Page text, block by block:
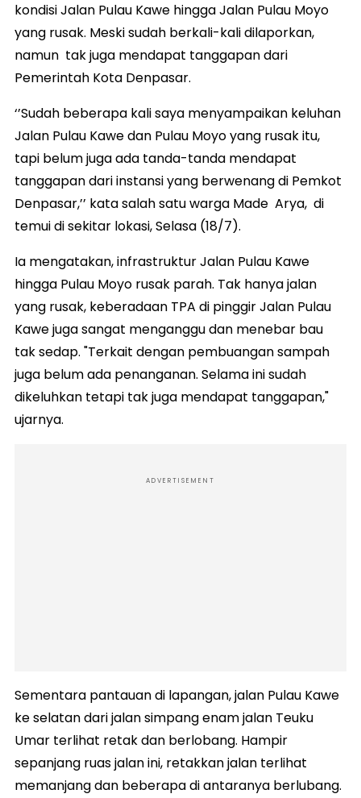
kondisi Jalan Pulau Kawe hingga Jalan Pulau Moyo
yang rusak. Meski sudah berkali-kali dilaporkan,
namun tak juga mendapat tanggapan dari
Pemerintah Kota Denpasar.
‘’Sudah beberapa kali saya menyampaikan keluhan
Jalan Pulau Kawe dan Pulau Moyo yang rusak itu,
tapi belum juga ada tanda-tanda mendapat
tanggapan dari instansi yang berwenang di Pemkot
Denpasar,’’ kata salah satu warga Made Arya, di
temui di sekitar lokasi, Selasa (18/7).
Ia mengatakan, infrastruktur Jalan Pulau Kawe
hingga Pulau Moyo rusak parah. Tak hanya jalan
yang rusak, keberadaan TPA di pinggir Jalan Pulau
Kawe juga sangat menganggu dan menebar bau
tak sedap. "Terkait dengan pembuangan sampah
juga belum ada penanganan. Selama ini sudah
dikeluhkan tetapi tak juga mendapat tanggapan,"
ujarnya.
ADVERTISEMENT
Sementara pantauan di lapangan, jalan Pulau Kawe
ke selatan dari jalan simpang enam jalan Teuku
Umar terlihat retak dan berlobang. Hampir
sepanjang ruas jalan ini, retakkan jalan terlihat
memanjang dan beberapa di antaranya berlubang.